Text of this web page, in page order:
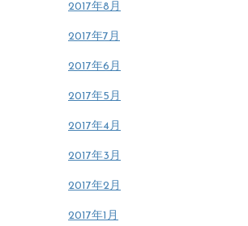
2017年8月
2017年7月
2017年6月
2017年5月
2017年4月
2017年3月
2017年2月
2017年1月